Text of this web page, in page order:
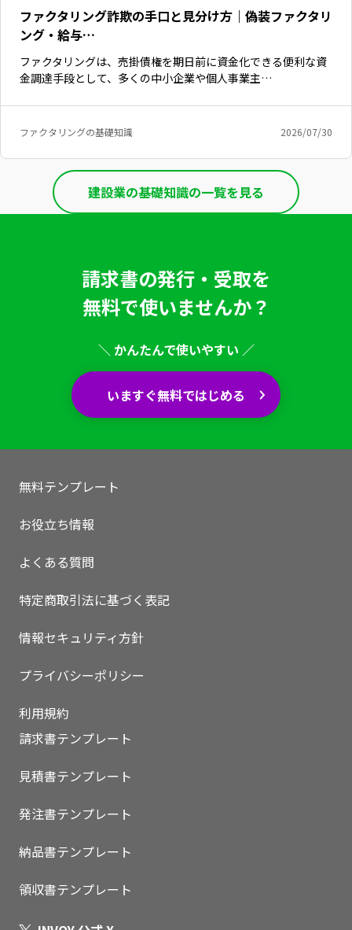
ファクタリング詐欺の手口と見分け方｜偽装ファクタリ
ング・給与…
ファクタリングは、売掛債権を期日前に資金化できる便利な資
金調達手段として、多くの中小企業や個人事業主…
ファクタリングの基礎知識 2026/07/30
建設業の基礎知識の一覧を見る
請求書の発行・受取を
無料で使いませんか？
＼ かんたんで使いやすい ／
いますぐ無料ではじめる
無料テンプレート
お役立ち情報
よくある質問
特定商取引法に基づく表記
情報セキュリティ方針
プライバシーポリシー
利用規約
請求書テンプレート
見積書テンプレート
発注書テンプレート
納品書テンプレート
領収書テンプレート